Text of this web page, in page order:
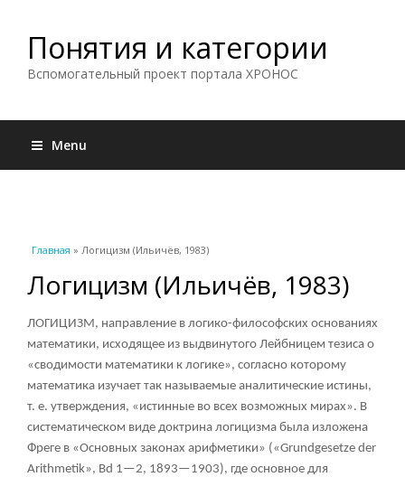
Понятия и категории
Вспомогательный проект портала ХРОНОС
Menu
Вы здесь
Главная » Логицизм (Ильичёв, 1983)
Логицизм (Ильичёв, 1983)
ЛОГИЦИЗМ, направление в логико-философских основаниях
математики, исходящее из выдвинутого Лейбницем тезиса о
«сводимости математики к логике», согласно которому
математика изучает так называемые аналитические истины,
т. е. утверждения, «истинные во всех возможных мирах». В
систематическом виде доктрина логицизма была изложена
Фреге в «Основных законах арифметики» («Grundgesetze der
Arithmetik», Bd 1—2, 1893—1903), где основное для